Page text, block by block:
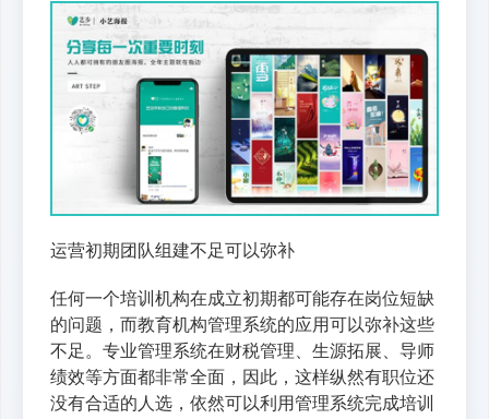
运营初期团队组建不足可以弥补
任何一个培训机构在成立初期都可能存在岗位短缺
的问题，而教育机构管理系统的应用可以弥补这些
不足。专业管理系统在财税管理、生源拓展、导师
绩效等方面都非常全面，因此，这样纵然有职位还
没有合适的人选，依然可以利用管理系统完成培训